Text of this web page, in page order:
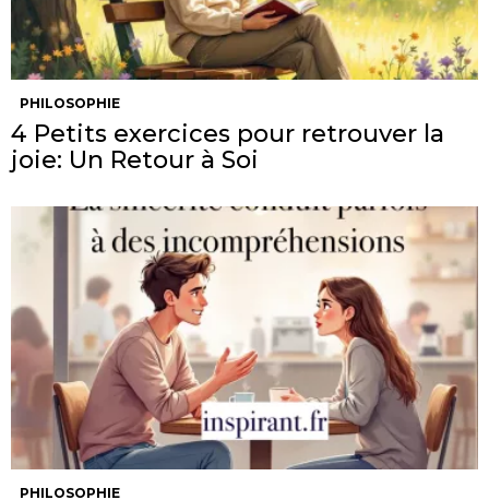
PHILOSOPHIE
4 Petits exercices pour retrouver la
joie: Un Retour à Soi
PHILOSOPHIE